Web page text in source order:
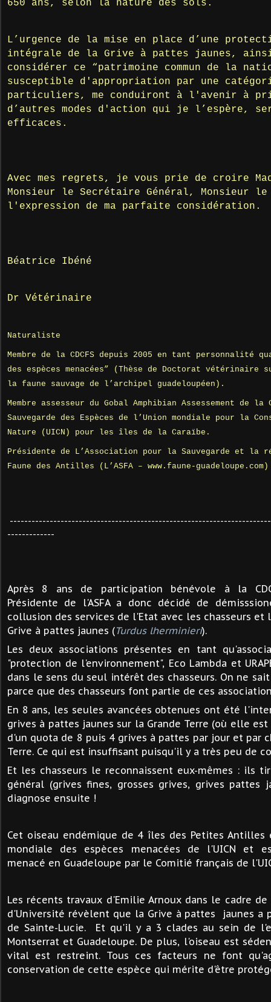
650 ans, selon la nature des sols.
L’urgence de la mise en place d’une
intégrale de la Grive à pattes jaunes,
considérer ce “patrimoine commun de la
susceptible d'appropriation par une
particuliers, me conduiront à l'avenir à
d’autres modes d'action qui je l’espère,
efficaces.
Avec mes regrets, je vous prie de croire
Monsieur le Secrétaire Général, Monsieur
l'expression de ma parfaite considération.
Béatrice Ibéné
Dr Vétérinaire
Naturaliste
Membre de la CDCFS depuis 2005 en tant personnalité
des espèces menacées” (Thèse de Doctorat vétérinaire
la faune sauvage de l’archipel guadeloupéen).
Membre assesseur du Gobal Amphibian Assessement de la
Sauvegarde des Espèces de l’Union mondiale pour la
Nature (UICN) pour les îles de la Caraïbe.
Présidente de L’Association pour la Sauvegarde et
Faune des Antilles (L’ASFA – www.faune-guadeloupe.com)
-------------
Après 8 ans de participation bénévole à la
Présidente de l'ASFA a donc décidé de
collusion des services de l'Etat avec les chasseurs
Grive à pattes jaunes (Turdus lherminieri).
Les deux associations présentes en tant
"protection de l'environnement", Eco Lambda et
dans le sens du seul intérêt des chasseurs. On ne
parce que des chasseurs font partie de ces
En 8 ans, les seules avancées obtenues ont été
grives à pattes jaunes sur la Grande Terre (où elle
d'un quota de 8 puis 4 grives à pattes par jour et par
Terre. Ce qui est insuffisant puisqu'il y a très peu de
Et les chasseurs le reconnaissent eux-mêmes : ils
général (grives fines, grosses grives, grives
diagnose ensuite !
Cet oiseau endémique de 4 îles des Petites
mondiale des espèces menacées de l'UICN et
menacé en Guadeloupe par le Comitié français de
Les récents travaux d'Emilie Arnoux dans le cadre
d'Université révèlent que la Grive à pattes jaunes a
de Sainte-Lucie. Et qu'il y a 3 clades au sein de
Montserrat et Guadeloupe. De plus, l'oiseau est
vital est restreint. Tous ces facteurs ne font
conservation de cette espèce qui mérite d'être